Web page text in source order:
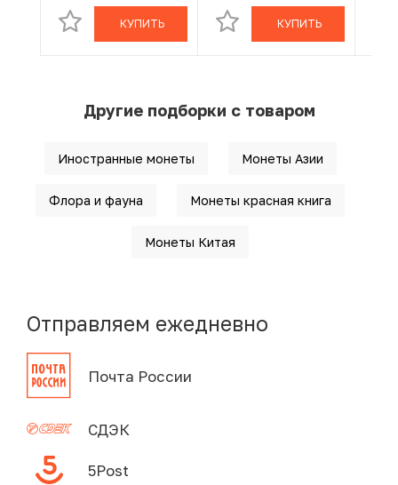
КУПИТЬ КУПИТЬ
Другие подборки с товаром
Иностранные монеты Монеты Азии
Флора и фауна Монеты красная книга
Монеты Китая
Отправляем ежедневно
Почта России
СДЭК
5Post